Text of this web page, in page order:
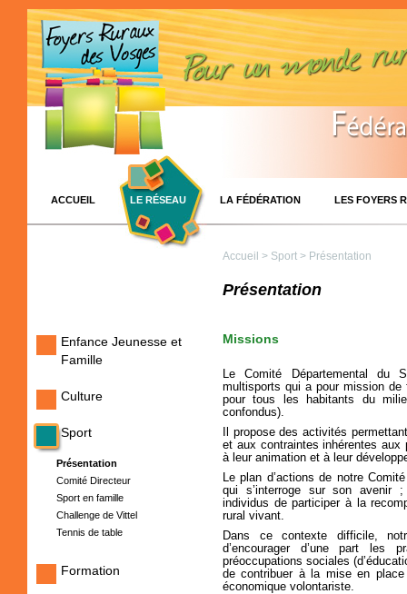
ACCUEIL LE RÉSEAU LA FÉDÉRATION LES FOYERS
Enfance Jeunesse et
Famille
Culture
Sport
Présentation
Comité Directeur
Sport en famille
Challenge de Vittel
Tennis de table
Formation
Accueil > Sport > Présentation
Présentation
Missions
Le Comité Départemental du
multisports qui a pour mission
pour tous les habitants du
confondus).
Il propose des activités
et aux contraintes inhérentes
à leur animation et à leur
Le plan d’actions de notre
qui s’interroge sur son avenir
individus de participer à la
rural vivant.
Dans ce contexte difficile,
d’encourager d’une part les
préoccupations sociales
de contribuer à la mise en place
économique volontariste.